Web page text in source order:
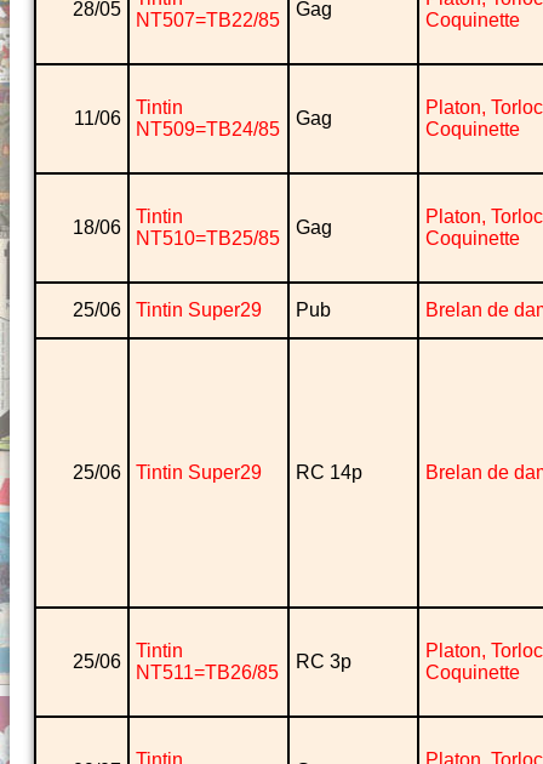
28/05
NT507=TB22/85
Gag
Coquinette
11/06
Tintin
NT509=TB24/85
Gag
Platon,
Coquinette
18/06
Tintin
NT510=TB25/85
Gag
Platon,
Coquinette
25/06 Tintin Super29 Pub Brelan de
25/06 Tintin Super29 RC 14p Brelan de
25/06
Tintin
NT511=TB26/85
RC 3p
Platon,
Coquinette